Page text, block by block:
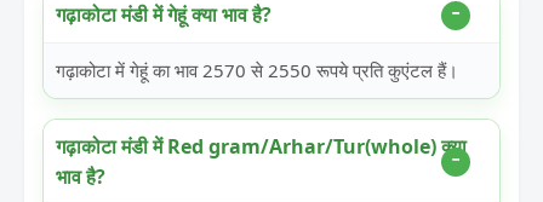
गढ़ाकोटा मंडी में गेहूं क्या भाव है?
गढ़ाकोटा में गेहूं का भाव 2570 से 2550 रूपये प्रति कुएंटल हैं।
गढ़ाकोटा मंडी में Red gram/Arhar/Tur(whole) क्या
भाव है?